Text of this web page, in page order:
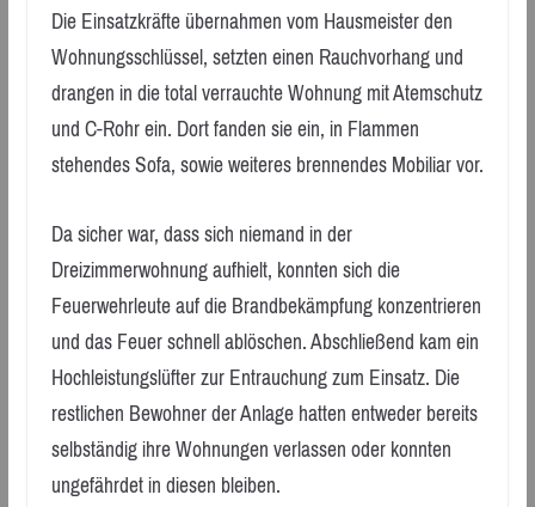
Die Einsatzkräfte übernahmen vom Hausmeister den
Wohnungsschlüssel, setzten einen Rauchvorhang und
drangen in die total verrauchte Wohnung mit Atemschutz
und C-Rohr ein. Dort fanden sie ein, in Flammen
stehendes Sofa, sowie weiteres brennendes Mobiliar vor.
Da sicher war, dass sich niemand in der
Dreizimmerwohnung aufhielt, konnten sich die
Feuerwehrleute auf die Brandbekämpfung konzentrieren
und das Feuer schnell ablöschen. Abschließend kam ein
Hochleistungslüfter zur Entrauchung zum Einsatz. Die
restlichen Bewohner der Anlage hatten entweder bereits
selbständig ihre Wohnungen verlassen oder konnten
ungefährdet in diesen bleiben.